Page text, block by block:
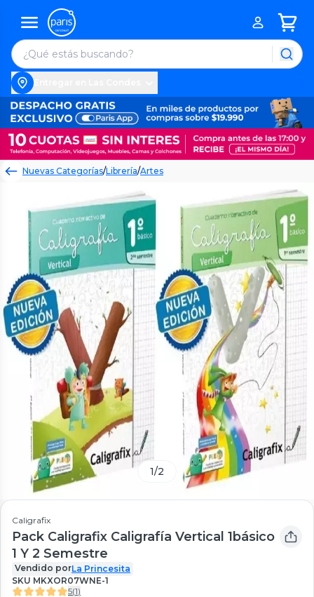
Nuevas Categorías/Librería/Artes
1/2
Caligrafix
Pack Caligrafix Caligrafía Vertical 1básico
1 Y 2 Semestre
Vendido porLa Princesita
SKU MKXOR07WNE-1
5(1)